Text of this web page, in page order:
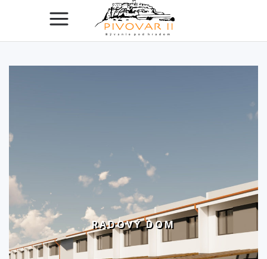
RADOVÝ DOM